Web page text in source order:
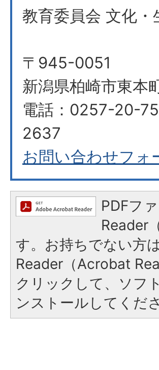
教育委員会 文化
〒945-0051
新潟県柏崎市東本
電話：0257-20-
2637
お問い合わせフォ
PDFフ
Reader
す。お持ちでない方
Reader（Acrobat
クリックして、ソフ
ンストールしてくださ